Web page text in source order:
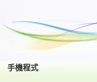
手機程式